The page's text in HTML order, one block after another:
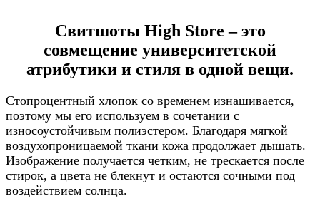
Свитшоты High Store – это
совмещение университетской
атрибутики и стиля в одной вещи.
Стопроцентный хлопок со временем изнашивается,
поэтому мы его используем в сочетании с
износоустойчивым полиэстером. Благодаря мягкой
воздухопроницаемой ткани кожа продолжает дышать.
Изображение получается четким, не трескается после
стирок, а цвета не блекнут и остаются сочными под
воздействием солнца.